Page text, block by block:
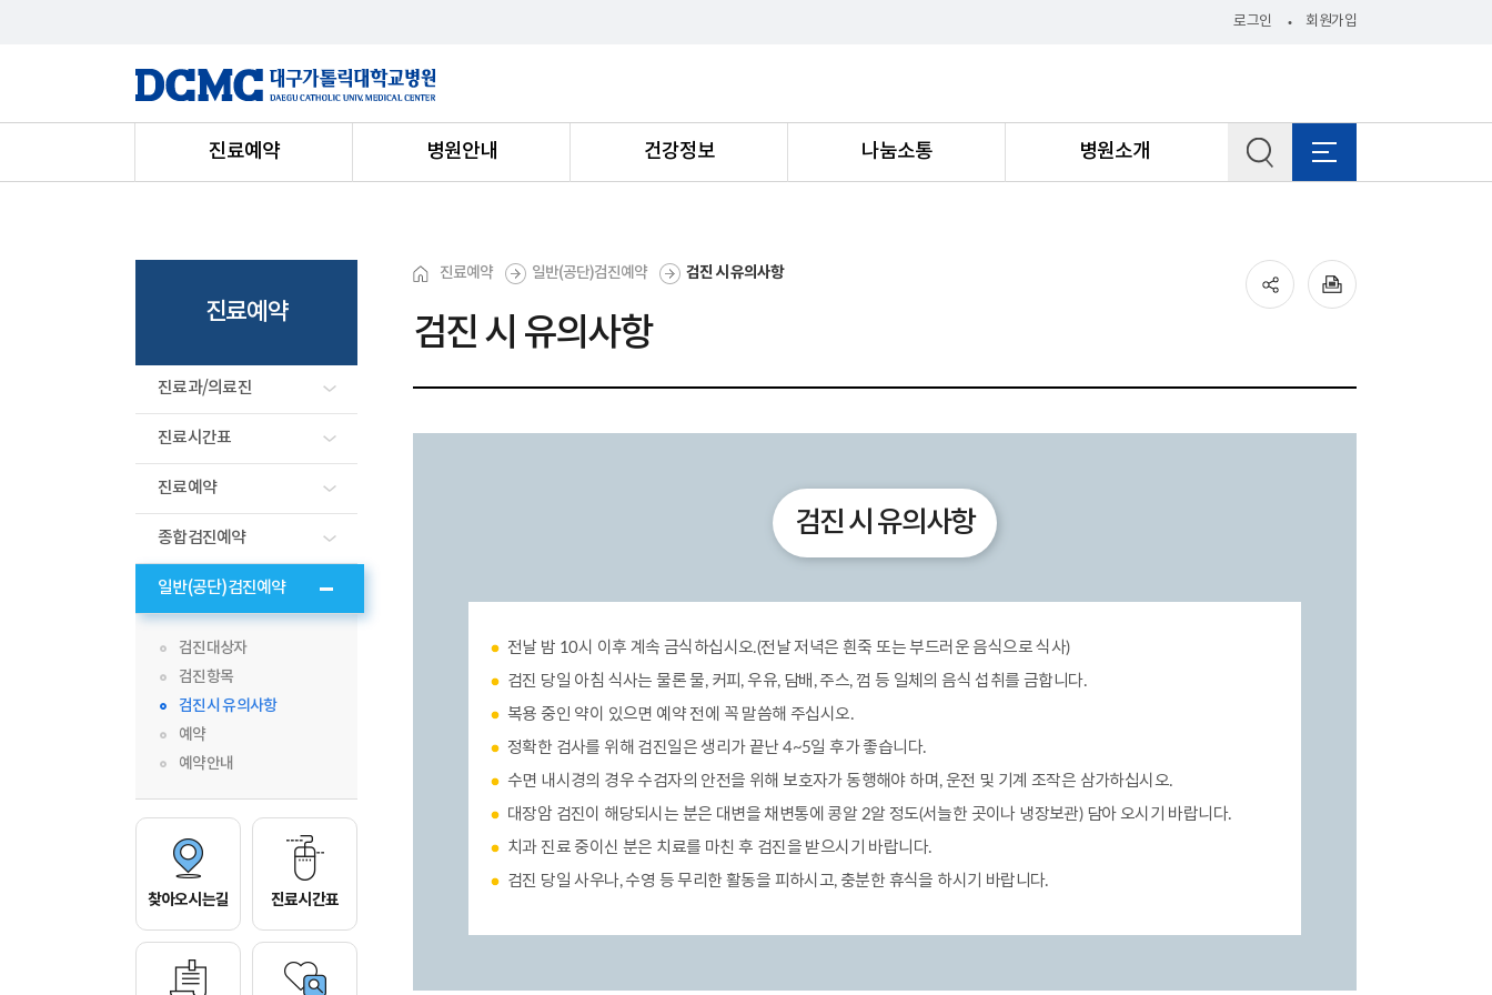
로그인 회원가입
진료예약 병원안내 건강정보 나눔소통 병원소개
진료예약
진료과/의료진
진료시간표
진료예약
종합검진예약
일반(공단)검진예약
검진대상자
검진항목
검진시 유의사항
예약
예약안내
찾아오시는길 진료시간표
검진 시 유의사항
진료예약 일반(공단)검진예약 검진 시 유의사항
검진 시 유의사항
전날 밤 10시 이후 계속 금식하십시오.(전날 저녁은 흰죽 또는 부드러운 음식으로 식사)
검진 당일 아침 식사는 물론 물, 커피, 우유, 담배, 주스, 껌 등 일체의 음식 섭취를 금합니다.
복용 중인 약이 있으면 예약 전에 꼭 말씀해 주십시오.
정확한 검사를 위해 검진일은 생리가 끝난 4~5일 후가 좋습니다.
수면 내시경의 경우 수검자의 안전을 위해 보호자가 동행해야 하며, 운전 및 기계 조작은 삼가하십시오.
대장암 검진이 해당되시는 분은 대변을 채변통에 콩알 2알 정도(서늘한 곳이나 냉장보관) 담아 오시기 바랍니다.
치과 진료 중이신 분은 치료를 마친 후 검진을 받으시기 바랍니다.
검진 당일 사우나, 수영 등 무리한 활동을 피하시고, 충분한 휴식을 하시기 바랍니다.